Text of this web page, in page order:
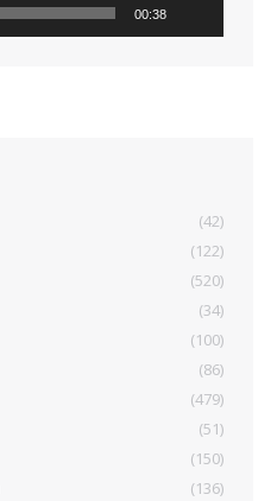
00:38
(42)
(122)
(520)
(34)
(100)
(86)
(479)
(51)
(150)
(136)